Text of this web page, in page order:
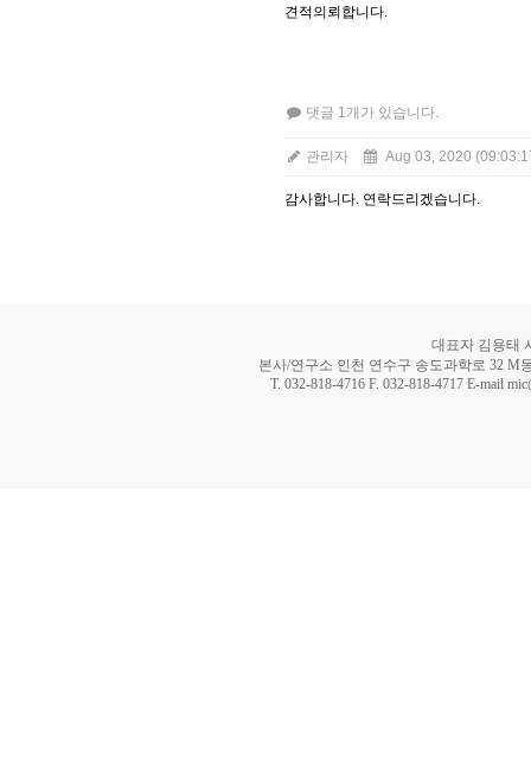
견적의뢰합니다.
댓글 1개가 있습니다.
관리자 Aug 03, 2020
감사합니다. 연락드리겠습니다.
대표자 김용태
본사/연구소 인천 연수구 송도과학로 32 M
T. 032-818-4716 F. 032-818-4717 E-mail